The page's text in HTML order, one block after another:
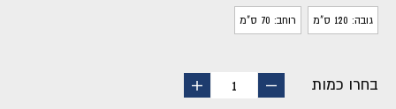
גובה: 120 ס"מ רוחב: 70 ס"מ
בחרו כמות
החסר
1
הוסף